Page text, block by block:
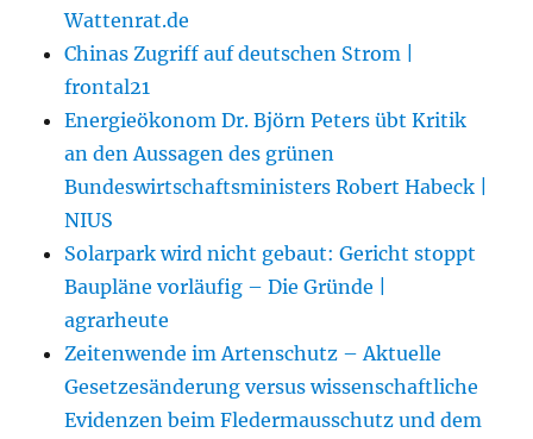
Wattenrat.de
Chinas Zugriff auf deutschen Strom |
frontal21
Energieökonom Dr. Björn Peters übt Kritik
an den Aussagen des grünen
Bundeswirtschaftsministers Robert Habeck |
NIUS
Solarpark wird nicht gebaut: Gericht stoppt
Baupläne vorläufig – Die Gründe |
agrarheute
Zeitenwende im Artenschutz – Aktuelle
Gesetzesänderung versus wissenschaftliche
Evidenzen beim Fledermausschutz und dem